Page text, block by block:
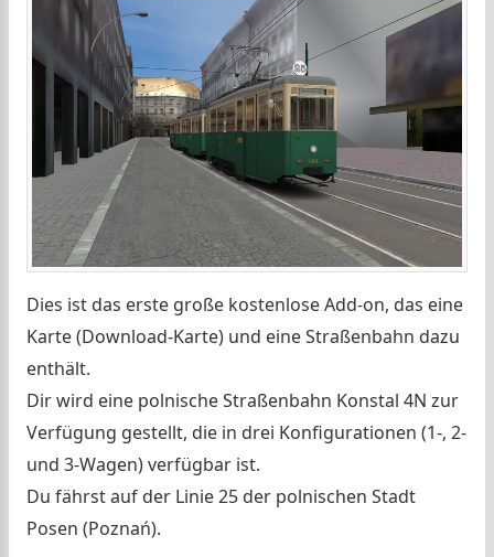
Dies ist das erste große kostenlose Add-on, das eine
Karte (Download-Karte) und eine Straßenbahn dazu
enthält.
Dir wird eine polnische Straßenbahn Konstal 4N zur
Verfügung gestellt, die in drei Konfigurationen (1-, 2-
und 3-Wagen) verfügbar ist.
Du fährst auf der Linie 25 der polnischen Stadt
Posen (Poznań).